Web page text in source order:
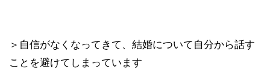
＞自信がなくなってきて 、結婚について自分から話す
ことを避けてしまっています